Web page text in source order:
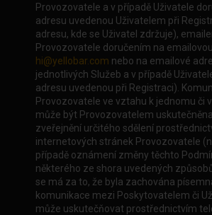
Provozovatele a v případě Uživatele
adresu uvedenou Uživatelem při
adresu, kde se Uživatel zdržuje),
Provozovatele doručením na
hi@yellobar.com nebo na emailové
jednotlivých Služeb a v případě
adresu uvedenou při Registraci).
Provozovatele ve vztahu k jednomu či
může být Provozovatelem
zveřejnění určitého sdělení
internetových stránek Provozovatele
případě oznámení změny těchto
některého ze shora uvedených
se má za to, že byla zachována
komunikace mezi Poskytovatelem či
může uskutečňovat prostřednictvím